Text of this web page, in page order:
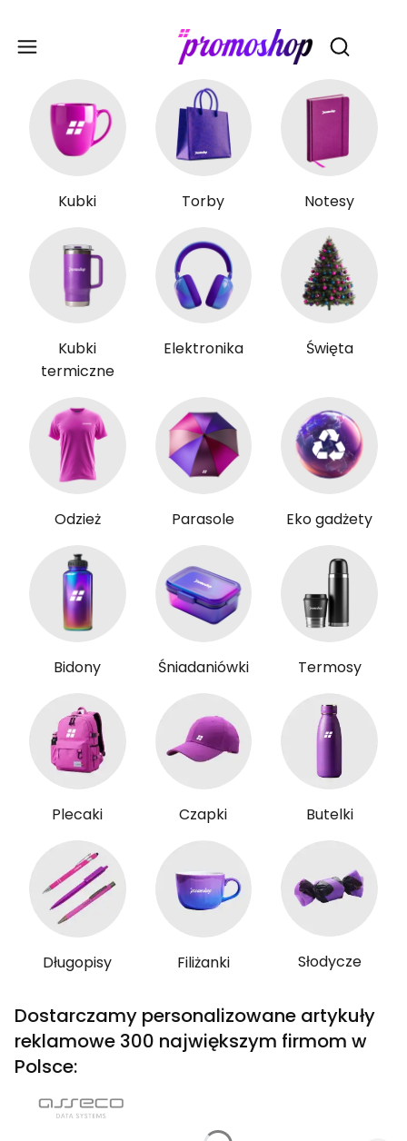
Otwórz
Kubki Torby Notesy
Kubki
termiczne
Elektronika Święta
Odzież Parasole Eko gadżety
Bidony Śniadaniówki Termosy
Plecaki Czapki Butelki
Długopisy Filiżanki Słodycze
Dostarczamy personalizowane artykuły
reklamowe 300 największym firmom w
Polsce: